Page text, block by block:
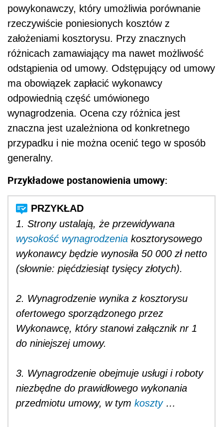
powykonawczy, który umożliwia porównanie
rzeczywiście poniesionych kosztów z
założeniami kosztorysu. Przy znacznych
różnicach zamawiający ma nawet możliwość
odstąpienia od umowy. Odstępujący od umowy
ma obowiązek zapłacić wykonawcy
odpowiednią część umówionego
wynagrodzenia. Ocena czy różnica jest
znaczna jest uzależniona od konkretnego
przypadku i nie można ocenić tego w sposób
generalny.
Przykładowe postanowienia umowy:
1. Strony ustalają, że przewidywana
wysokość wynagrodzenia kosztorysowego
wykonawcy będzie wynosiła 50 000 zł netto
(słownie: pięćdziesiąt tysięcy złotych).
2. Wynagrodzenie wynika z kosztorysu
ofertowego sporządzonego przez
Wykonawcę, który stanowi załącznik nr 1
do niniejszej umowy.
3. Wynagrodzenie obejmuje usługi i roboty
niezbędne do prawidłowego wykonania
przedmiotu umowy, w tym koszty…